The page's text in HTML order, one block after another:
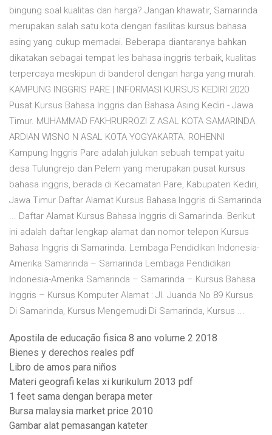
bingung soal kualitas dan harga? Jangan khawatir, Samarinda
merupakan salah satu kota dengan fasilitas kursus bahasa
asing yang cukup memadai. Beberapa diantaranya bahkan
dikatakan sebagai tempat les bahasa inggris terbaik, kualitas
terpercaya meskipun di banderol dengan harga yang murah.
KAMPUNG INGGRIS PARE | INFORMASI KURSUS KEDIRI 2020
Pusat Kursus Bahasa Inggris dan Bahasa Asing Kediri - Jawa
Timur. MUHAMMAD FAKHRURROZI Z ASAL KOTA SAMARINDA.
ARDIAN WISNO N ASAL KOTA YOGYAKARTA. ROHENNI
Kampung Inggris Pare adalah julukan sebuah tempat yaitu
desa Tulungrejo dan Pelem yang merupakan pusat kursus
bahasa inggris, berada di Kecamatan Pare, Kabupaten Kediri,
Jawa Timur Daftar Alamat Kursus Bahasa Inggris di Samarinda
... Daftar Alamat Kursus Bahasa Inggris di Samarinda. Berikut
ini adalah daftar lengkap alamat dan nomor telepon Kursus
Bahasa Inggris di Samarinda. Lembaga Pendidikan Indonesia-
Amerika Samarinda – Samarinda Lembaga Pendidikan
Indonesia-Amerika Samarinda – Samarinda – Kursus Bahasa
Inggris – Kursus Komputer Alamat : Jl. Juanda No 89 Kursus
Di Samarinda, Kursus Mengemudi Di Samarinda, Kursus ...
Apostila de educação fisica 8 ano volume 2 2018
Bienes y derechos reales pdf
Libro de amos para niños
Materi geografi kelas xi kurikulum 2013 pdf
1 feet sama dengan berapa meter
Bursa malaysia market price 2010
Gambar alat pemasangan kateter